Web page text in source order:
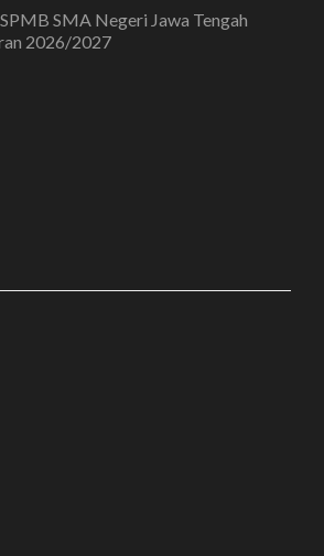
SMA Negeri Jawa Tengah
2026/2027